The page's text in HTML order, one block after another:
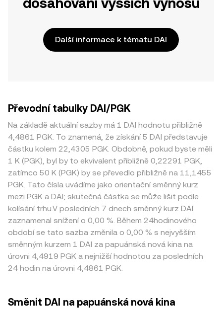
Další informace k tématu DAI
Převodní tabulky DAI/PGK
Na základě aktuální sazby má 1 DAI hodnotu přibližně
4,4861 PGK. To znamená, že získání 5 DAI představuje
částku kolem 22,4305 PGK. Obdobně, pokud byste měli
1 K (PGK), byl by to ekvivalent přibližně 0,22291 PGK,
zatímco 50 K (PGK) by se převedlo přibližně na 11,1455
PGK. Tato čísla uvádíme jako orientační směnný kurz
mezi PGK a DAI; skutečná částka se může lišit podle
kolísání trhu.V posledních 7 dnech směnný kurz DAI
zaznamenal snížení o 0,00 %. Během 24hodinového
období se tato sazba změnila o 0,00 % s nejvyšším
směnným kurzem 1 DAI za papuánská nová kina na
úrovni 4,4919 PGK a nejnižší hodnotou za posledních
24 hodin na úrovni 4,4861 PGK.
Směnit DAI na papuánská nová kina